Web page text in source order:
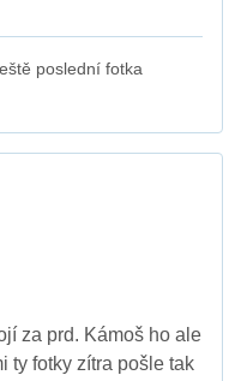
poslední fotka
za prd. Kámoš ho ale
ty fotky zítra pošle tak